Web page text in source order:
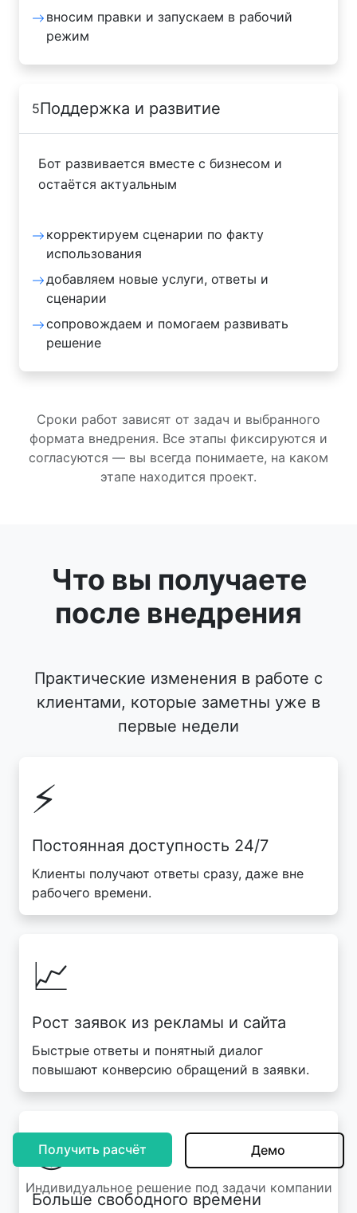
вносим правки и запускаем в рабочий
режим
5Поддержка и развитие
Бот развивается вместе с бизнесом и
остаётся актуальным
корректируем сценарии по факту
использования
добавляем новые услуги, ответы и
сценарии
сопровождаем и помогаем развивать
решение
Сроки работ зависят от задач и выбранного
формата внедрения. Все этапы фиксируются и
согласуются — вы всегда понимаете, на каком
этапе находится проект.
Что вы получаете
после внедрения
Практические изменения в работе с
клиентами, которые заметны уже в
первые недели
⚡
Постоянная доступность 24/7
Клиенты получают ответы сразу, даже вне
рабочего времени.
📈
Рост заявок из рекламы и сайта
Быстрые ответы и понятный диалог
повышают конверсию обращений в заявки.
🕓
Больше свободного времени
Получить расчёт Демо
Индивидуальное решение под задачи компании